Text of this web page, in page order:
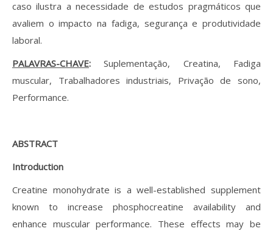
caso ilustra a necessidade de estudos pragmáticos que
avaliem o impacto na fadiga, segurança e produtividade
laboral.
PALAVRAS-CHAVE:Suplementação, Creatina, Fadiga
muscular, Trabalhadores industriais, Privação de sono,
Performance.
ABSTRACT
Introduction
Creatine monohydrate is a well-established supplement
known to increase phosphocreatine availability and
enhance muscular performance. These effects may be